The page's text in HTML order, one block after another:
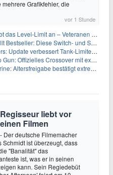
Grafikfehler, die
vor 1 Stunde
Limit an – Veteranen können endlich weiter aufsteigen
Switch- und Switch-2-Spiele verkaufen sich am besten
verbessert Tank-Limiter und behebt Bugs
Crossover mit exklusiven Inhalten angekündigt
bestätigt extreme Gewalt und düstere Szenen
liebt vor
Filmen
Der deutsche Filmemacher
Schmidt ist überzeugt, dass
"Banalität" das
ist, was er in seinen
kann. Sein Regiedebüt